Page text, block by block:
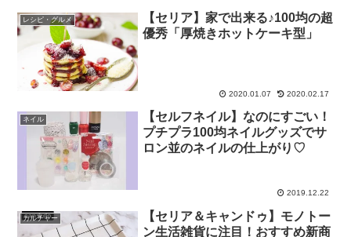
レシピ・グルメ
【セリア】家で出来る♪100均の超
優秀「厚焼きホットケーキ型」
2020.01.07 2020.02.17
ネイル
【セルフネイル】なのにすごい！
プチプラ100均ネイルグッズでサ
ロン並のネイルの仕上がり♡
2019.12.22
カルチャー
【セリア＆キャンドゥ】モノトー
ン生活雑貨に注目！おすすめ新商